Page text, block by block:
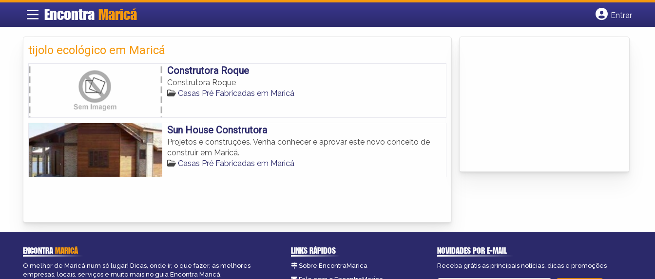
Encontra Maricá
Entrar
tijolo ecológico em Maricá
Construtora Roque
Construtora Roque
Casas Pré Fabricadas em Maricá
Sun House Construtora
Projetos e construções. Venha conhecer e aprovar este novo conceito de
construir em Maricá.
Casas Pré Fabricadas em Maricá
ENCONTRAMARICÁ
O melhor de Maricá num só lugar! Dicas, onde ir, o que fazer, as melhores
empresas, locais, serviços e muito mais no guia Encontra Maricá.
LINKS RÁPIDOS
Sobre EncontraMarica
NOVIDADES POR E-MAIL
Receba grátis as principais notícias, dicas e promoções